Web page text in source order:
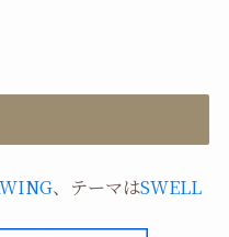
、テーマはSWELL